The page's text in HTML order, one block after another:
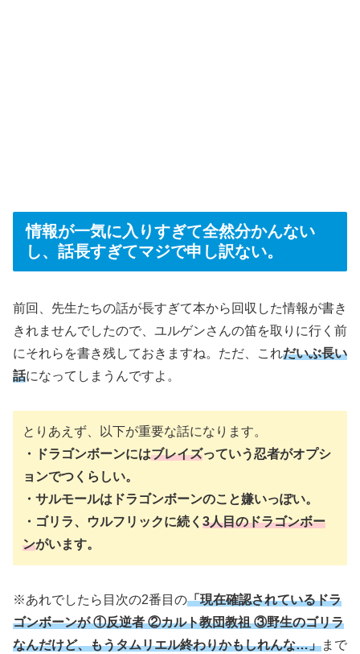
情報が一気に入りすぎて全然分かんない
し、話長すぎてマジで申し訳ない。
前回、先生たちの話が長すぎて本から回収した情報が書き
きれませんでしたので、ユルゲンさんの笛を取りに行く前
にそれらを書き残しておきますね。ただ、これだいぶ長い
話になってしまうんですよ。
とりあえず、以下が重要な話になります。
・ドラゴンボーンにはブレイズっていう忍者がオプシ
ョンでつくらしい。
・サルモールはドラゴンボーンのこと嫌いっぽい。
・ゴリラ、ウルフリックに続く 3人目のドラゴンボー
ンがいます。
※あれでしたら目次の2番目の「現在確認されているドラ
ゴンボーンが ①反逆者 ②カルト教団教祖 ③野生のゴリラ
なんだけど、もうタムリエル終わりかもしれんな…」まで